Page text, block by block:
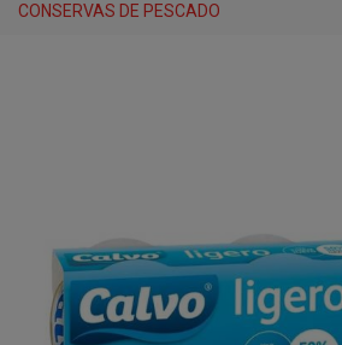
CONSERVAS DE PESCADO